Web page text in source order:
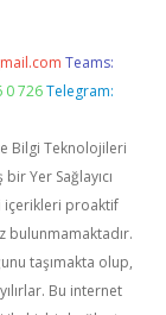
Teams:
0 726 Telegram:
Bilgi Teknolojileri
Yer Sağlayıcı
içerikleri proaktif
bulunmamaktadır.
taşımakta olup,
Bu internet